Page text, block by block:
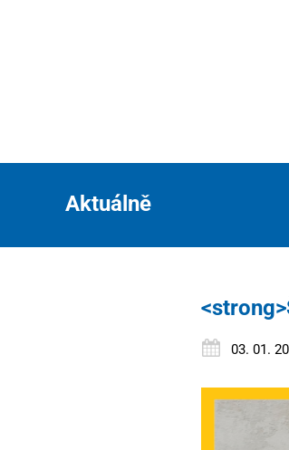
Aktuálně
03. 01.